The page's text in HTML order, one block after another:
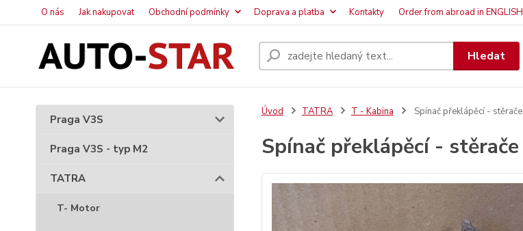
O nás Jak nakupovat Obchodní podmínky Doprava a platba Kontakty Order from abroad in ENGLISH
Hledat
Praga V3S
Praga V3S - typ M2
TATRA
T- Motor
Úvod TATRA T - Kabina Spínač překlápěcí - stěrače
Spínač překlápěcí - stěrače